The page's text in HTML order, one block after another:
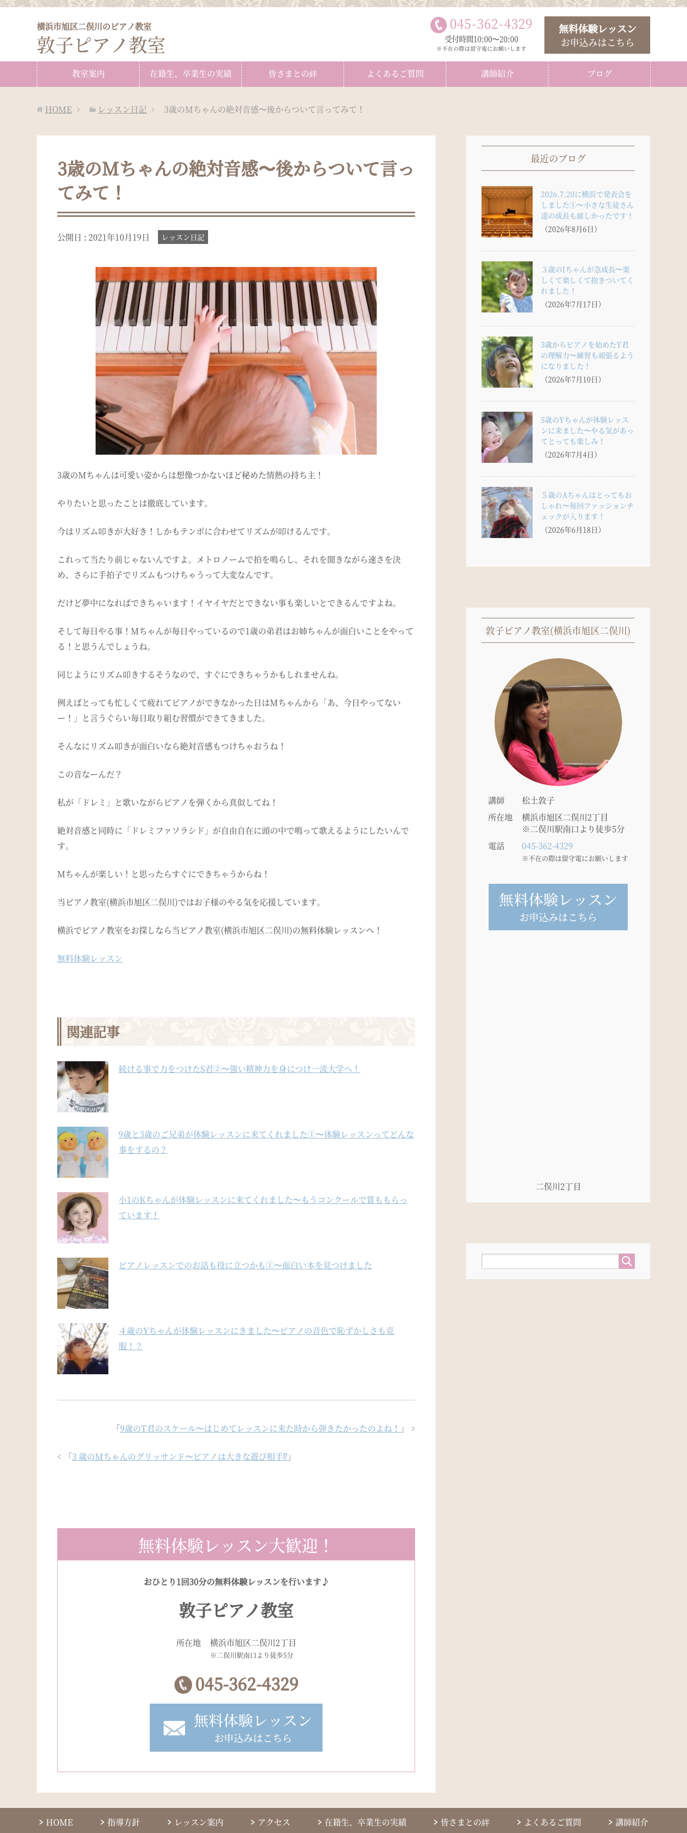
横浜市旭区二俣川のピアノ教室
敦子ピアノ教室
045-362-4329
受付時間10:00〜20:00
※不在の際は留守電にお願いします
無料体験レッスン
お申込みはこちら
教室案内 在籍生、卒業生の実績 皆さまとの絆 よくあるご質問 講師紹介 ブログ
HOME レッスン日記 3歳のMちゃんの絶対音感〜後からついて言ってみて！
3歳のMちゃんの絶対音感〜後からついて言っ
てみて！
公開日 : 2021年10月19日 レッスン日記
3歳のMちゃんは可愛い姿からは想像つかないほど秘めた情熱の持ち主！
やりたいと思ったことは徹底しています。
今はリズム叩きが大好き！しかもテンポに合わせてリズムが叩けるんです。
これって当たり前じゃないんですよ。メトロノームで拍を鳴らし、それを聞きながら速さを決
め、さらに手拍子でリズムもつけちゃうって大変なんです。
だけど夢中になればできちゃいます！イヤイヤだとできない事も楽しいとできるんですよね。
そして毎日やる事！Mちゃんが毎日やっているので1歳の弟君はお姉ちゃんが面白いことをやって
る！と思うんでしょうね。
同じようにリズム叩きするそうなので、すぐにできちゃうかもしれませんね。
例えばとっても忙しくて疲れてピアノができなかった日はMちゃんから「あ、今日やってない
ー！」と言うぐらい毎日取り組む習慣ができてきました。
そんなにリズム叩きが面白いなら絶対音感もつけちゃおうね！
この音なーんだ？
私が「ドレミ」と歌いながらピアノを弾くから真似してね！
絶対音感と同時に「ドレミファソラシド」が自由自在に頭の中で鳴って歌えるようにしたいんで
す。
Mちゃんが楽しい！と思ったらすぐにできちゃうからね！
当ピアノ教室(横浜市旭区二俣川)ではお子様のやる気を応援しています。
横浜でピアノ教室をお探しなら当ピアノ教室(横浜市旭区二俣川)の無料体験レッスンへ！
無料体験レッスン
関連記事
続ける事で力をつけたS君②〜強い精神力を身につけ一流大学へ！
9歳と3歳のご兄弟が体験レッスンに来てくれました①〜体験レッスンってどんな
事をするの？
小1のKちゃんが体験レッスンに来てくれました〜もうコンクールで賞ももらっ
ています！
ピアノレッスンでのお話も役に立つかも①〜面白い本を見つけました
４歳のYちゃんが体験レッスンにきました〜ピアノの音色で恥ずかしさも克
服！？
「9歳のT君のスケール〜はじめてレッスンに来た時から弾きたかったのよね！ 」
「3 歳のMちゃんのグリッサンド〜ピアノは大きな遊び相手⁉︎ 」
無料体験レッスン大歓迎！
おひとり1回30分の無料体験レッスンを行います♪
敦子ピアノ教室
所在地 横浜市旭区二俣川2丁目
※二俣川駅南口より徒歩5分
045-362-4329
無料体験レッスン
お申込みはこちら
最近のブログ
2026.7.20に横浜で発表会を
しました①〜小さな生徒さん
達の成長も嬉しかったです！
（2026年8月6日）
３歳のIちゃんが急成長〜楽
しくて楽しくて抱きついてく
れました！
（2026年7月17日）
3歳からピアノを始めたY君
の理解力〜練習も頑張るよう
になりました！
（2026年7月10日）
5歳のYちゃんが体験レッス
ンに来ました〜やる気があっ
てとっても楽しみ！
（2026年7月4日）
５歳のAちゃんはとってもお
しゃれ〜毎回ファッションチ
ェックが入ります！
（2026年6月18日）
敦子ピアノ教室(横浜市旭区二俣川)
講師
松土敦子
所在地
横浜市旭区二俣川2丁目
※二俣川駅南口より徒歩5分
電話
045-362-4329
※不在の際は留守電にお願いします
無料体験レッスン
お申込みはこちら
二俣川2丁目
HOME 指導方針 レッスン案内 アクセス 在籍生、卒業生の実績 皆さまとの絆 よくあるご質問
講師紹介